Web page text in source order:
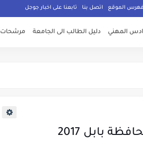
فهرس الموقع اتصل بنا تابعنا على اخبار جوجل
المهني دليل الطالب الى الجامعة مرشحات 2022
بابل 2017